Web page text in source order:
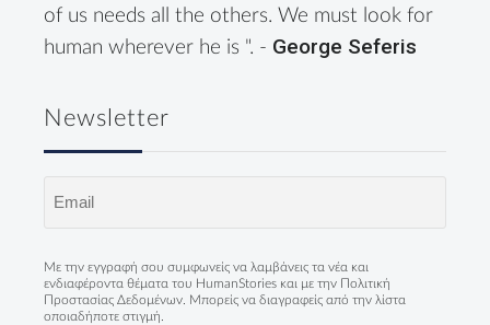
of us needs all the others. We must look for
human wherever he is ". - George Seferis
Newsletter
Με την εγγραφή σου συμφωνείς να λαμβάνεις τα νέα και
ενδιαφέροντα θέματα του HumanStories και με την
Πολιτική
Προστασίας Δεδομένων . Μπορείς να διαγραφείς από την λίστα
οποιαδήποτε στιγμή.